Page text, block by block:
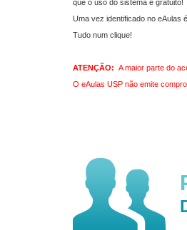
que o uso do sistema é gratuito!
Uma vez identificado no eAulas
Tudo num clique!
ATENÇÃO: A maior parte do
O eAulas USP não emite